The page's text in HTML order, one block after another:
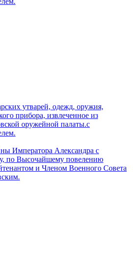
утварей, одежд, оружия,
прибора, извлеченное из
оружейной палаты.с